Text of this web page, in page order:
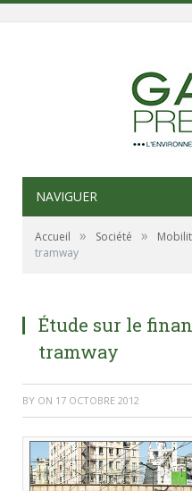
NAVIGUER
Accueil » Société »
tramway
Étude sur le
tramway
BY ON 17 OCTOBRE 2012